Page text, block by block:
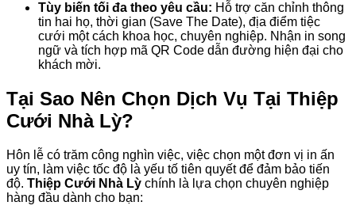
Tùy biến tối đa theo yêu cầu: Hỗ trợ căn chỉnh thông
tin hai họ, thời gian (Save The Date), địa điểm tiệc
cưới một cách khoa học, chuyên nghiệp. Nhận in song
ngữ và tích hợp mã QR Code dẫn đường hiện đại cho
khách mời.
Tại Sao Nên Chọn Dịch Vụ Tại Thiệp
Cưới Nhà Lỳ?
Hôn lễ có trăm công nghìn việc, việc chọn một đơn vị in ấn
uy tín, làm việc tốc độ là yếu tố tiên quyết để đảm bảo tiến
độ. Thiệp Cưới Nhà Lỳ chính là lựa chọn chuyên nghiệp
hàng đầu dành cho bạn: